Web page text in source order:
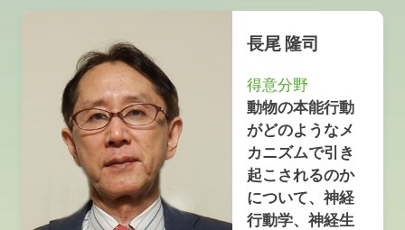
長尾 隆司
得意分野
動物の本能行動
がどのようなメ
カニズムで引き
起こされるのか
について、神経
行動学、神経生